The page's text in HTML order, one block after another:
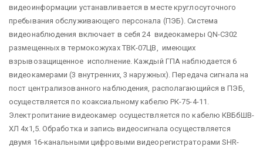
видеоинформации устанавливается в месте круглосуточного
пребывания обслуживающего персонала (ПЭБ). Система
видеонаблюдения включает в себя 24 видеокамеры QN-C302
размещенных в термокожухах ТВК-07ЦВ, имеющих
взрывозащищенное исполнение. Каждый ГПА наблюдается 6
видеокамерами (3 внутренних, 3 наружных). Передача сигнала на
пост централизованного наблюдения, располагающийся в ПЭБ,
осуществляется по коаксиальному кабелю РК-75-4-11.
Электропитание видеокамер осуществляется по кабелю КВБбШВ-
ХЛ 4х1,5. Обработка и запись видеосигнала осуществляется
двумя 16-канальными цифровыми видеорегистраторами SHR-